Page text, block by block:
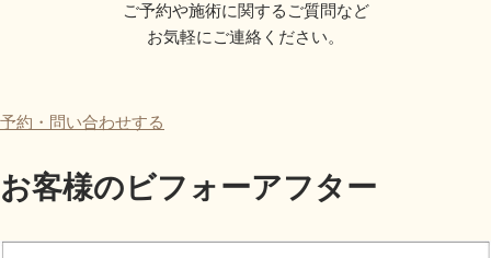
ご予約や施術に関するご質問など
お気軽にご連絡ください。
予約・問い合わせする
お客様のビフォーアフター